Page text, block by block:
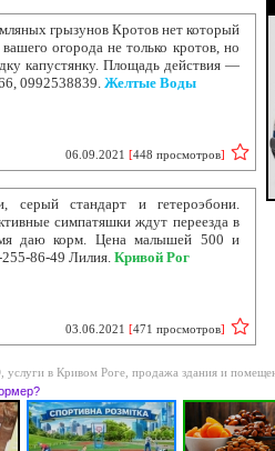
грызунов Кротов нет который
огорода не только кротов, но
капустянку. Площадь действия —
0992538839. Желтые Воды
06.09.2021 [448 просмотров]
серый стандарт и гетероэбони.
симпатяшки ждут переезда в
даю корм. Цена малышей 500 и
86-49 Лилия. Кривой Рог
03.06.2021 [471 просмотров]
в Кривом Роге, продажа здания и